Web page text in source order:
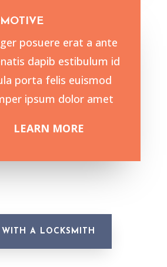
posuere erat a ante
dapib estibulum id
porta felis euismod
ipsum dolor amet
LEARN MORE
WITH A LOCKSMITH